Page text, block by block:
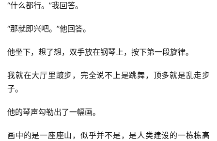
“什么都行。”我回答。
“那就即兴吧。”他回答。
他坐下，想了想，双手放在钢琴上，按下第一段旋律。
我就在大厅里踱步，完全说不上是跳舞，顶多就是乱走步
子。
他的琴声勾勒出了一幅画。
画中的是一座座山，似乎并不是，是人类建设的一栋栋高